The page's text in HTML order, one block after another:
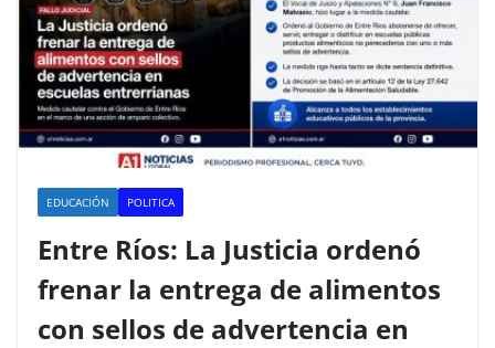
EDUCACIÓN POLITICA
Entre Ríos: La Justicia ordenó
frenar la entrega de alimentos
con sellos de advertencia en